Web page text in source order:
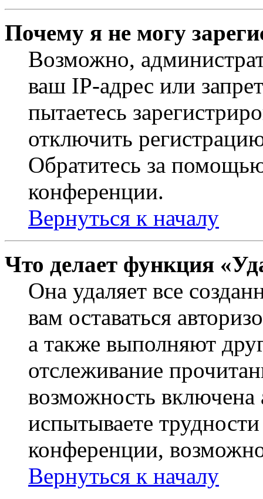
Почему я не могу
Возможно,
ваш IP-адрес или
пытаетесь
отключить
Обратитесь за
конференции.
Вернуться к началу
Что делает функция
Она удаляет все
вам оставаться
а также выполняют
отслеживание
возможность
испытываете
конференции,
Вернуться к началу